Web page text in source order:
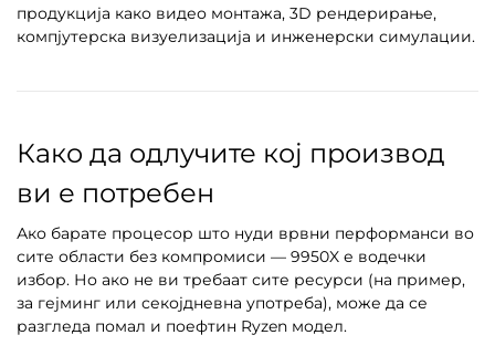
продукција како видео монтажа, 3D рендерирање,
компјутерска визуелизација и инженерски симулации.
Како да одлучите кој производ
ви е потребен
Ако барате процесор што нуди врвни перформанси во
сите области без компромиси — 9950X е водечки
избор. Но ако не ви требаат сите ресурси (на пример,
за гејминг или секојдневна употреба), може да се
разгледа помал и поефтин Ryzen модел.